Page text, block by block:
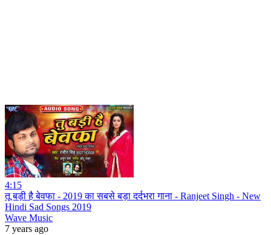
4:15
तू बड़ी है बेवफा - 2019 का सबसे बड़ा दर्दभरा गाना - Ranjeet Singh - New
Hindi Sad Songs 2019
Wave Music
7 years ago